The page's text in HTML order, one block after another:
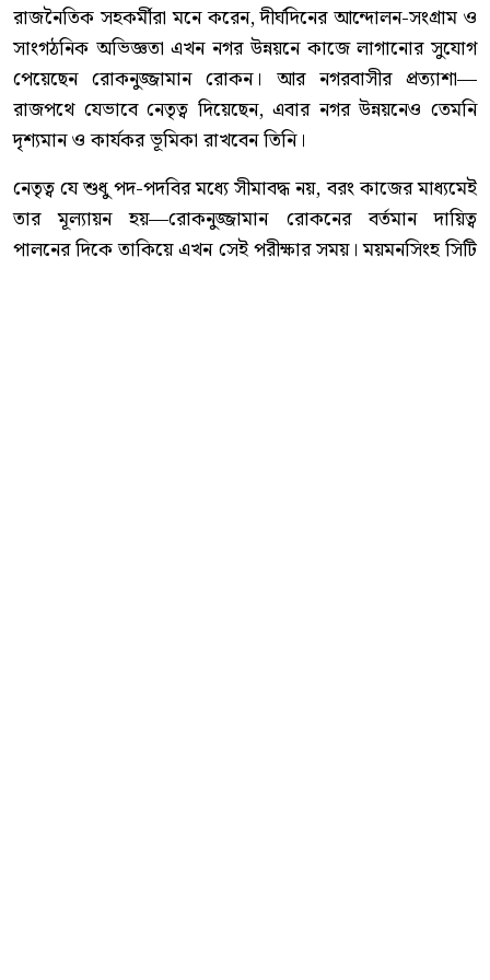
রাজনৈতিক সহকর্মীরা মনে করেন, দীর্ঘদিনের আন্দোলন-সংগ্রাম ও
সাংগঠনিক অভিজ্ঞতা এখন নগর উন্নয়নে কাজে লাগানোর সুযোগ
পেয়েছেন রোকনুজ্জামান রোকন। আর নগরবাসীর প্রত্যাশা—
রাজপথে যেভাবে নেতৃত্ব দিয়েছেন, এবার নগর উন্নয়নেও তেমনি
দৃশ্যমান ও কার্যকর ভূমিকা রাখবেন তিনি।
নেতৃত্ব যে শুধু পদ-পদবির মধ্যে সীমাবদ্ধ নয়, বরং কাজের মাধ্যমেই
তার মূল্যায়ন হয়—রোকনুজ্জামান রোকনের বর্তমান দায়িত্ব
পালনের দিকে তাকিয়ে এখন সেই পরীক্ষার সময়। ময়মনসিংহ সিটি